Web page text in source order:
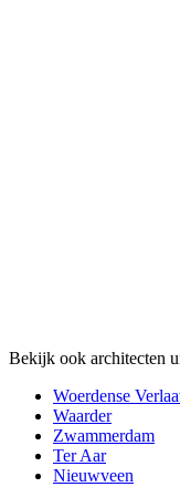
Bekijk ook architecten
Woerdense
Waarder
Zwammerdam
Ter Aar
Nieuwveen